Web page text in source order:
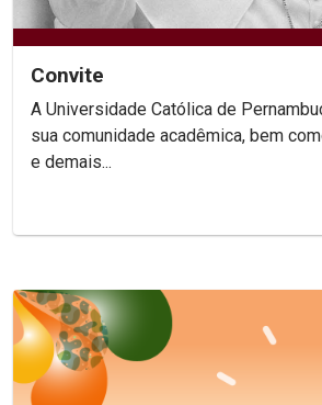
Convite
A Universidade Católica de
sua comunidade acadêmica, bem
e demais...